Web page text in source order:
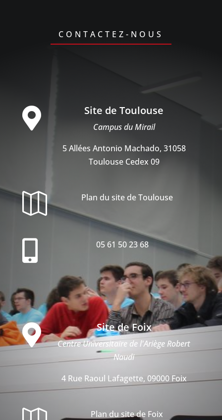
CONTACTEZ-NOUS
 Site de Toulouse
Campus du Mirail
5 Allées Antonio Machado, 31058
Toulouse Cedex 09
 Plan du site de Toulouse
 05 61 50 23 68
 Site de Foix
Centre Universitaire de l'Ariège Robert
Naudi
4 Rue Raoul Lafagette, 09000 Foix
Plan du site de Foix